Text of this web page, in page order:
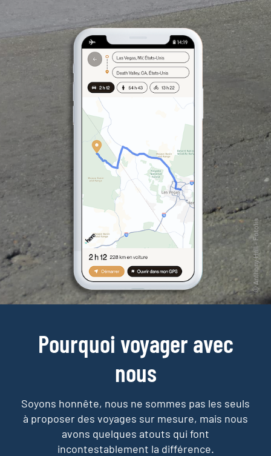
Pourquoi voyager avec
nous
Soyons honnête, nous ne sommes pas les seuls
à proposer des voyages sur mesure, mais nous
avons quelques atouts qui font
incontestablement la différence.